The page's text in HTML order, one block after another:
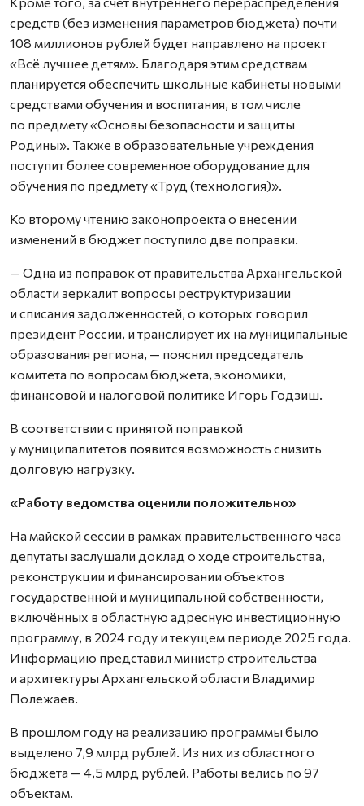
средств (без изменения параметров бюджета) почти
108 миллионов рублей будет направлено на проект
«Всё лучшее детям». Благодаря этим средствам
планируется обеспечить школьные кабинеты новыми
средствами обучения и воспитания, в том числе
по предмету «Основы безопасности и защиты
Родины». Также в образовательные учреждения
поступит более современное оборудование для
обучения по предмету «Труд (технология)».
Ко второму чтению законопроекта о внесении
изменений в бюджет поступило две поправки.
— Одна из поправок от правительства Архангельской
области зеркалит вопросы реструктуризации
и списания задолженностей, о которых говорил
президент России, и транслирует их на муниципальные
образования региона, — пояснил председатель
комитета по вопросам бюджета, экономики,
финансовой и налоговой политике Игорь Годзиш.
В соответствии с принятой поправкой
у муниципалитетов появится возможность снизить
долговую нагрузку.
«Работу ведомства оценили положительно»
На майской сессии в рамках прави­тельст­венного часа
депутаты заслушали доклад о ходе строительства,
реконструкции и финансировании объектов
государственной и муниципальной собственности,
включённых в областную адресную инвестиционную
программу, в 2024 году и текущем периоде 2025 года.
Информацию представил министр строительства
и архитектуры Архангельской области Владимир
Полежаев.
В прошлом году на реализацию программы было
выделено 7,9 млрд рублей. Из них из областного
бюджета — 4,5 млрд рублей. Работы велись по 97
объектам.